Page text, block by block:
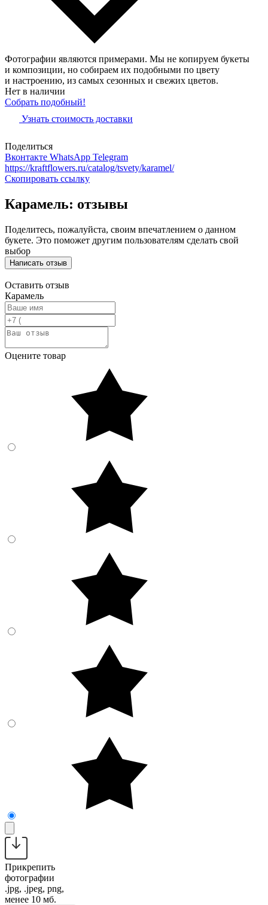
Фотографии являются примерами. Мы не копируем букеты
и композиции, но собираем их подобными по цвету
и настроению, из самых сезонных и свежих цветов.
Нет в наличии
Собрать подобный!
Узнать стоимость доставки
Поделиться
Вконтакте WhatsApp Telegram
https://kraftflowers.ru/catalog/tsvety/karamel/
Скопировать ссылку
Карамель: отзывы
Поделитесь, пожалуйста, своим впечатлением о данном
букете. Это поможет другим пользователям сделать свой
выбор
Написать отзыв
Оставить отзыв
Карамель
Оцените товар
Прикрепить
фотографии
.jpg, .jpeg, png,
менее 10 мб.